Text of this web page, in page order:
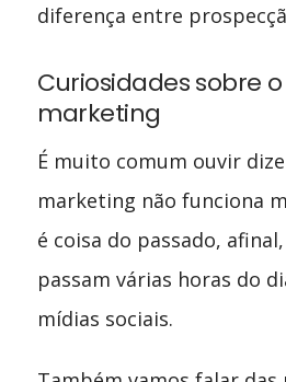
diferença entre
Curiosidades sobre
marketing
É muito comum ouvir
marketing não funciona
é coisa do passado,
passam várias horas do
mídias sociais.